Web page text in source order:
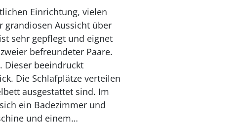
Einrichtung, vielen
grandiosen Aussicht über
sehr gepflegt und eignet
befreundeter Paare.
Dieser beeindruckt
Die Schlafplätze verteilen
ausgestattet sind. Im
ein Badezimmer und
und einem